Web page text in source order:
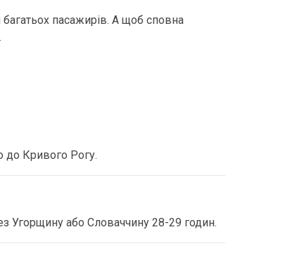
пасажирів. А щоб сповна
до Кривого Рогу.
Угорщину або Словаччину 28-29 годин.